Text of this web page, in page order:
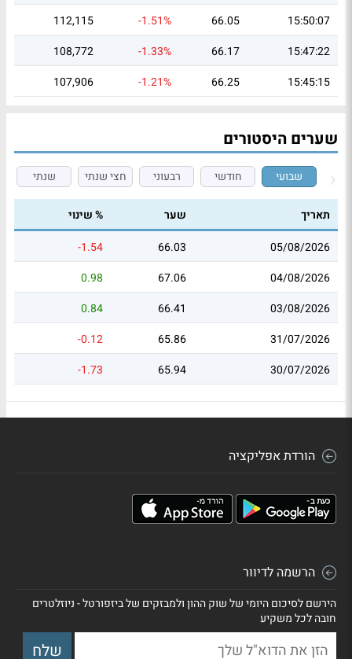
15:50:07
66.05
-1.51%
112,115
15:47:22
66.17
-1.33%
108,772
15:45:15
66.25
-1.21%
107,906
שערים היסטורים
שבועי חודשי רבעוני חצי שנתי שנתי
תאריך שער
% שינוי
05/08/2026
66.03
-1.54
04/08/2026
67.06
0.98
03/08/2026
66.41
0.84
31/07/2026
65.86
-0.12
30/07/2026
65.94
-1.73
הורדת אפליקציה
הרשמה לדיוור
הירשם לסיכום היומי של שוק ההון ולמבזקים של ביזפורטל - ניוזלטרים
חובה לכל משקיע